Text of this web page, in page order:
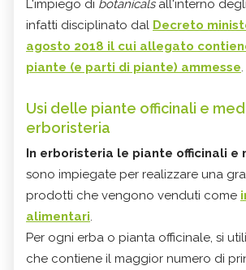
L'impiego di botanicalsall'interno
infatti disciplinato dal Decreto
agosto 2018 il cui allegato
piante (e parti di piante) ammesse.
Usi delle piante officinali e
erboristeria
In erboristeria le piante officinali e
sono impiegate per realizzare una
prodotti che vengono venduti come
alimentari.
Per ogni erba o pianta officinale, si
che contiene il maggior numero di